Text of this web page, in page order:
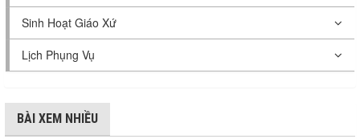
Sinh Hoạt Giáo Xứ
Lịch Phụng Vụ
BÀI XEM NHIỀU